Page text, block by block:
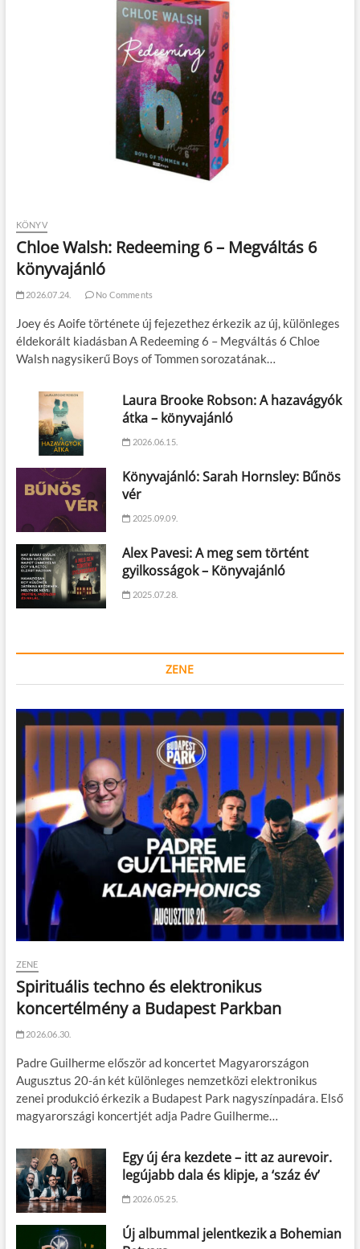
KÖNYV
Chloe Walsh: Redeeming 6 – Megváltás 6
könyvajánló
2026.07.24. No Comments
Joey és Aoife története új fejezethez érkezik az új, különleges
éldekorált kiadásban A Redeeming 6 – Megváltás 6 Chloe
Walsh nagysikerű Boys of Tommen sorozatának…
Laura Brooke Robson: A hazavágyók
átka – könyvajánló
2026.06.15.
Könyvajánló: Sarah Hornsley: Bűnös
vér
2025.09.09.
Alex Pavesi: A meg sem történt
gyilkosságok – Könyvajánló
2025.07.28.
ZENE
ZENE
Spirituális techno és elektronikus
koncertélmény a Budapest Parkban
2026.06.30.
Padre Guilherme először ad koncertet Magyarországon
Augusztus 20-án két különleges nemzetközi elektronikus
zenei produkció érkezik a Budapest Park nagyszínpadára. Első
magyarországi koncertjét adja Padre Guilherme…
Egy új éra kezdete – itt az aurevoir.
legújabb dala és klipje, a ‘száz év’
2026.05.25.
Új albummal jelentkezik a Bohemian